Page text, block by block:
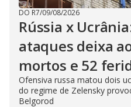
DO R7/09/08/2026
Rússia x
ataques deixa
mortos e 52
Ofensiva russa matou dois
do regime de Zelensky
Belgorod